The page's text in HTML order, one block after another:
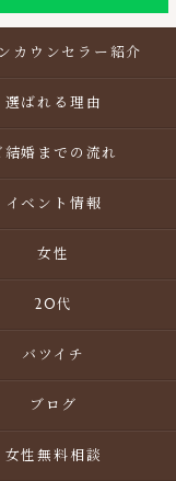
カウンセラー紹介
選ばれる理由
結婚までの流れ
イベント情報
女性
20代
バツイチ
ブログ
女性無料相談